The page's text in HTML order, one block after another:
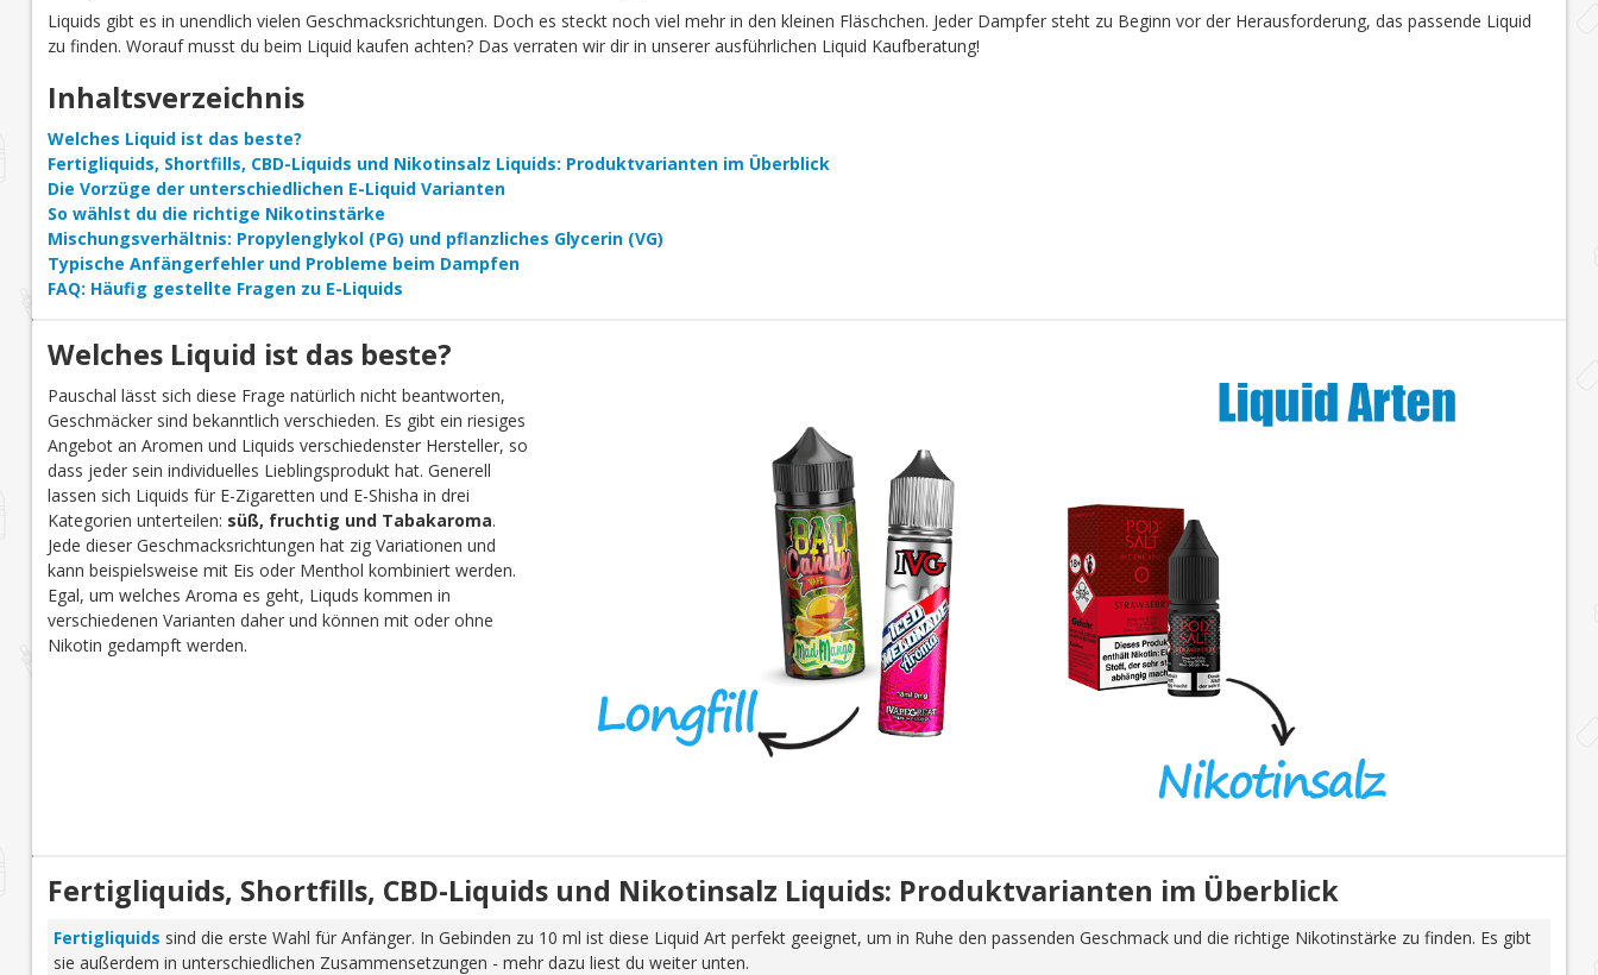
Liquids gibt es in unendlich vielen Geschmacksrichtungen. Doch es steckt noch viel mehr in den kleinen Fläschchen. Jeder Dampfer steht zu Beginn vor der Herausforderung, das passende Liquid
zu finden. Worauf musst du beim Liquid kaufen achten? Das verraten wir dir in unserer ausführlichen Liquid Kaufberatung!
Inhaltsverzeichnis
Welches Liquid ist das beste?
Fertigliquids, Shortfills, CBD-Liquids und Nikotinsalz Liquids: Produktvarianten im Überblick
Die Vorzüge der unterschiedlichen E-Liquid Varianten
So wählst du die richtige Nikotinstärke
Mischungsverhältnis: Propylenglykol (PG) und pflanzliches Glycerin (VG)
Typische Anfängerfehler und Probleme beim Dampfen
FAQ: Häufig gestellte Fragen zu E-Liquids
Welches Liquid ist das beste?
Pauschal lässt sich diese Frage natürlich nicht beantworten,
Geschmäcker sind bekanntlich verschieden. Es gibt ein riesiges
Angebot an Aromen und Liquids verschiedenster Hersteller, so
dass jeder sein individuelles Lieblingsprodukt hat. Generell
lassen sich Liquids für E-Zigaretten und E-Shisha in drei
Kategorien unterteilen: süß, fruchtig und Tabakaroma.
Jede dieser Geschmacksrichtungen hat zig Variationen und
kann beispielsweise mit Eis oder Menthol kombiniert werden.
Egal, um welches Aroma es geht, Liquds kommen in
verschiedenen Varianten daher und können mit oder ohne
Nikotin gedampft werden.
Fertigliquids, Shortfills, CBD-Liquids und Nikotinsalz Liquids: Produktvarianten im Überblick
Fertigliquids sind die erste Wahl für Anfänger. In Gebinden zu 10 ml ist diese Liquid Art perfekt geeignet, um in Ruhe den passenden Geschmack und die richtige Nikotinstärke zu finden. Es gibt
sie außerdem in unterschiedlichen Zusammensetzungen - mehr dazu liest du weiter unten.